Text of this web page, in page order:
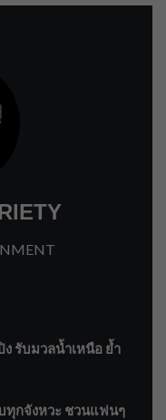
รับมวลน้ำเหนือ ย้ำ
กจังหวะ ชวนแฟนๆ